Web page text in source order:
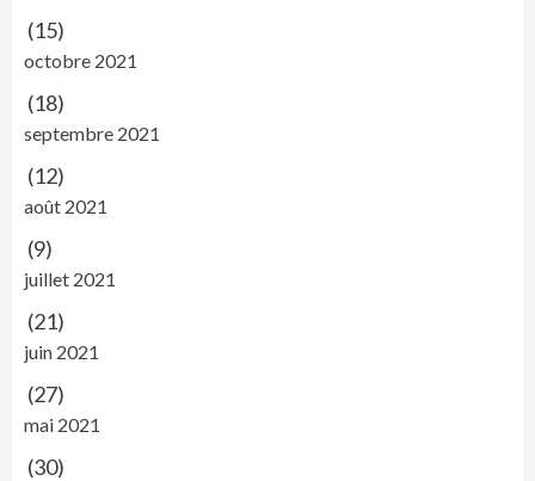
(15)
octobre 2021
(18)
septembre 2021
(12)
août 2021
(9)
juillet 2021
(21)
juin 2021
(27)
mai 2021
(30)